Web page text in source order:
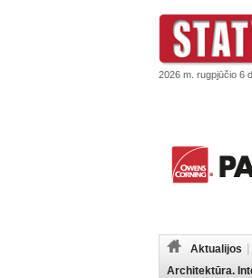
2026 m. rugpjūčio 6
Aktualijos
Architektūra.